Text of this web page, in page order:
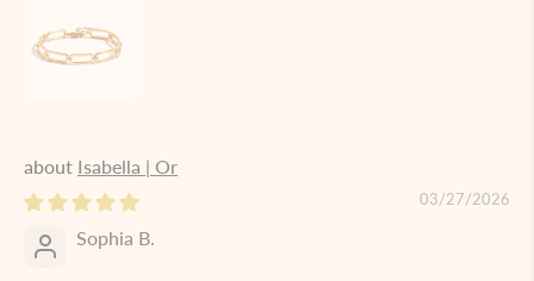
Isabella | Or
03/27/2026
Sophia B.